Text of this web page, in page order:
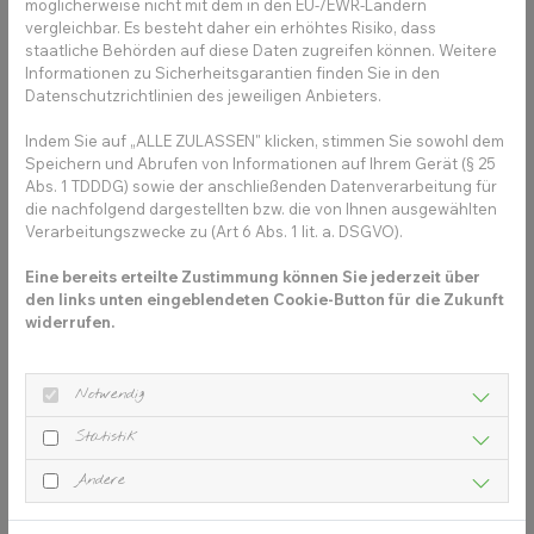
3. Seiten in einemMenü
zusammenführen
Möchtest du eine interaktive App erstellen ist es
sinnvoll all deine in Schritt 2 erstellten Seiten über ein
Menü zu verknüpfen. Gehe dazu wie folgt vor:
Klicke auf deineHauptnavigationund öffne so die
Bearbeitung oder erstelle ein neues Menü
Ziehe deine neuen Seiten
aus den verfügbaren
Seitenan den gewünschten Platzim Menü rechts
Bearbeite bei Bedarf den Menüpunkt
und ordne
ihm ein Icon zu.
möglicherweise nicht mit dem in den EU-/EWR-Ländern
vergleichbar. Es besteht daher ein erhöhtes Risiko, dass
staatliche Behörden auf diese Daten zugreifen können. Weitere
Informationen zu Sicherheitsgarantien finden Sie in den
Datenschutzrichtlinien des jeweiligen Anbieters.
Indem Sie auf „ALLE ZULASSEN" klicken, stimmen Sie sowohl dem
Speichern und Abrufen von Informationen auf Ihrem Gerät (§ 25
Abs. 1 TDDDG) sowie der anschließenden Datenverarbeitung für
die nachfolgend dargestellten bzw. die von Ihnen ausgewählten
Verarbeitungszwecke zu (Art 6 Abs. 1 lit. a. DSGVO).
Eine bereits erteilte Zustimmung können Sie jederzeit über
den links unten eingeblendeten Cookie-Button für die Zukunft
widerrufen.
Notwendig
Statistik
Andere